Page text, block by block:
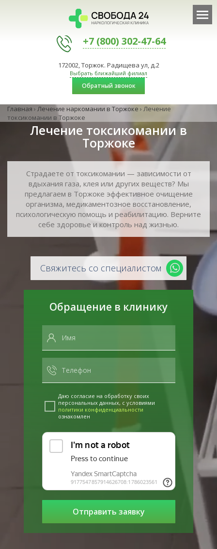
+7 (800) 302-47-64
172002, Торжок. Радищева ул, д.2
Выбрать ближайший филиал
Обратный звонок
Главная › Лечение наркомании в Торжоке › Лечение
токсикомании в Торжоке
Лечение токсикомании в
Торжоке
Страдаете от токсикомании — зависимости от
вдыхания газа, клея или других веществ? Мы
предлагаем в Торжоке эффективное очищение
организма, медикаментозное восстановление,
психологическую помощь и реабилитацию. Верните
себе здоровье и контроль над жизнью.
Свяжитесь со специалистом
Обращение в клинику
Даю согласие на обработку своих
персональных данных, с условиями
политики конфиденциальности
ознакомлен